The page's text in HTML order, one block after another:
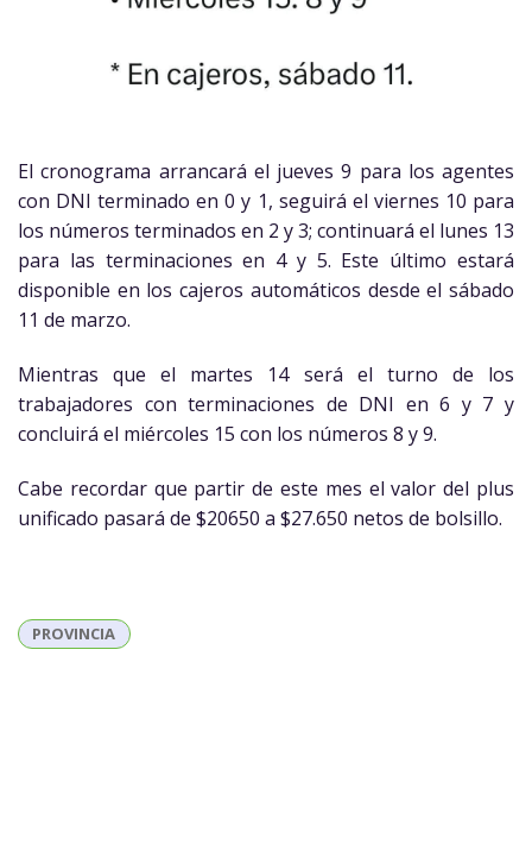
El cronograma arrancará el jueves 9 para los agentes
con DNI terminado en 0 y 1, seguirá el viernes 10 para
los números terminados en 2 y 3; continuará el lunes 13
para las terminaciones en 4 y 5. Este último estará
disponible en los cajeros automáticos desde el sábado
11 de marzo.
Mientras que el martes 14 será el turno de los
trabajadores con terminaciones de DNI en 6 y 7 y
concluirá el miércoles 15 con los números 8 y 9.
Cabe recordar que partir de este mes el valor del plus
unificado pasará de $20650 a $27.650 netos de bolsillo.
PROVINCIA